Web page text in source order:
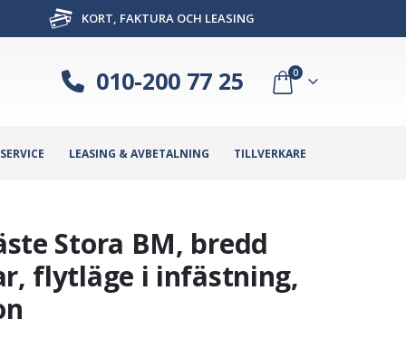
KORT, FAKTURA OCH LEASING
010-200 77 25 0
LEASING & AVBETALNING TILLVERKARE
Stora BM, bredd
flytläge i infästning,